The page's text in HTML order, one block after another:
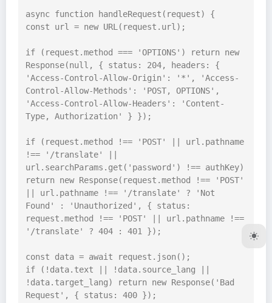
async function handleRequest(request) {
const url = new URL(request.url);
if (request.method === 'OPTIONS') return new
Response(null, { status: 204, headers: {
'Access-Control-Allow-Origin': '*', 'Access-
Control-Allow-Methods': 'POST, OPTIONS',
'Access-Control-Allow-Headers': 'Content-
Type, Authorization' } });
if (request.method !== 'POST' || url.pathname
!== '/translate' ||
url.searchParams.get('password') !== authKey)
return new Response(request.method !== 'POST'
|| url.pathname !== '/translate' ? 'Not
Found' : 'Unauthorized', { status:
request.method !== 'POST' || url.pathname !==
'/translate' ? 404 : 401 });
const data = await request.json();
if (!data.text || !data.source_lang ||
!data.target_lang) return new Response('Bad
Request', { status: 400 });